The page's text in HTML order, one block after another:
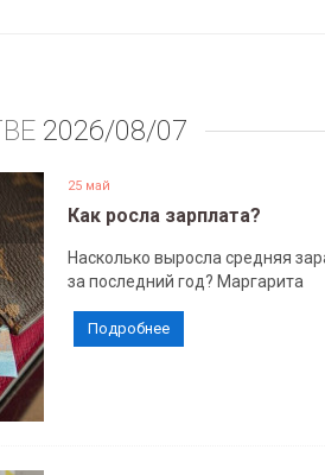
2026/08/07
25 май
Как росла зарплата?
Насколько выросла средняя
за последний год? Маргарита
Подробнее